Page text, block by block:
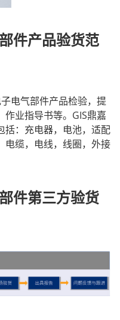
件产品验货范
电气部件产品检验，提
业指导书等。 GIS鼎嘉
括：充电器，电池，适配
电缆，电线，线圈，外接
件第三方验货